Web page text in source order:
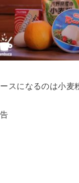
スになるのは小麦